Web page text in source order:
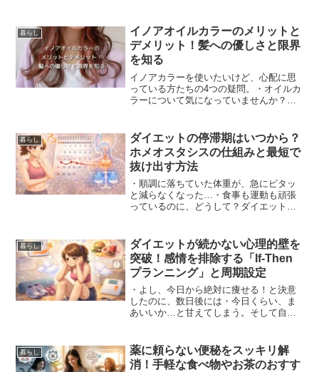
な？安くておしゃれな家具が揃うことで
絶大な人気を誇る、インテリ...
暮らし
イノアオイルカラーのメリットと
デメリット！髪への優しさと限界
を知る
イノアカラーを使いたいけど、心配に思
っている方たちの4つの疑問。・オイルカ
ラーについて気になっていませんか？・
当？・取り扱っているお店が少ないの
は、何か問題があるから？上...
暮らし
ダイエットの停滞期はいつから？
ホメオスタシスの仕組みと最短で
抜け出す方法
・順調に落ちていた体重が、急にピタッ
と減らなくなった…・食事も運動も頑張
っているのに、どうして？ダイエットを
挫折してしまう人も少なくありません。
しかし、体重が減らなくな...
暮らし
ダイエットが続かない心理的壁を
突破！感情を排除する「If-Then
プランニング」と周期設定
・よし、今日から絶対に痩せる！と決意
したのに、数日後には・今日くらい、ま
あいいか…と甘えてしまう。そして自分
イエットが続かない本当の理由は「意志
の弱さ」ではなく、あなた...
暮らし
薬に頼らない便秘をスッキリ解
消！手軽な食べ物やお茶のおすす